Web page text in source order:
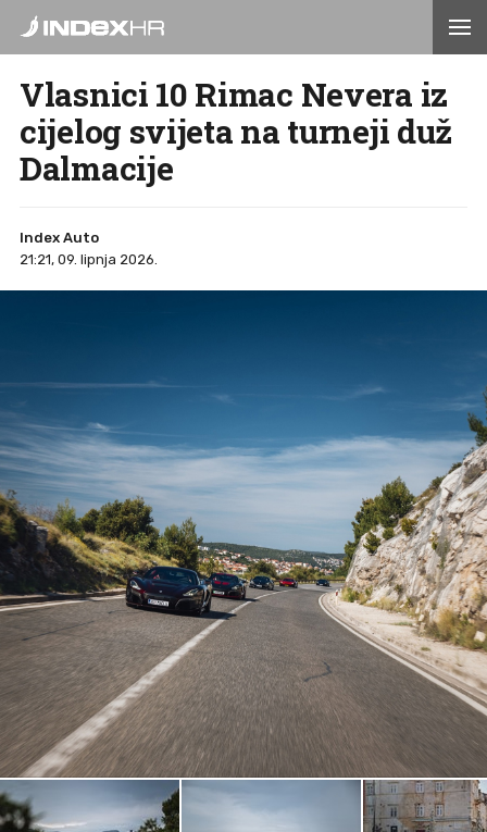
Vlasnici 10 Rimac Nevera iz
cijelog svijeta na turneji duž
Dalmacije
Index Auto
21:21, 09. lipnja 2026.